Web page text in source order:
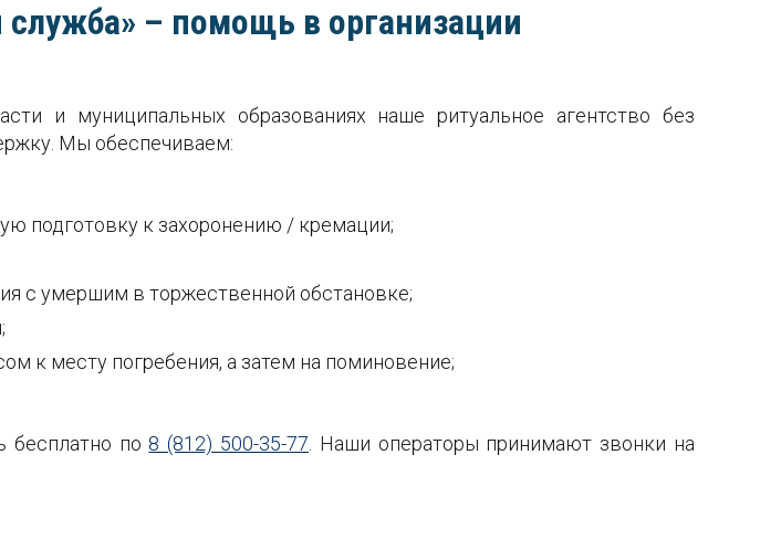
– помощь в организации
и муниципальных образованиях наше ритуальное агентство без
Мы обеспечиваем:
подготовку к захоронению / кремации;
с умершим в торжественной обстановке;
к месту погребения, а затем на поминовение;
бесплатно по 8 (812) 500-35-77 . Наши операторы принимают звонки на